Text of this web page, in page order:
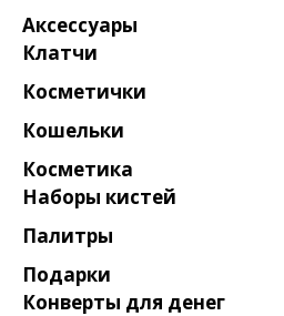
Аксессуары
Клатчи
Косметички
Кошельки
Косметика
Наборы кистей
Палитры
Подарки
Конверты для денег